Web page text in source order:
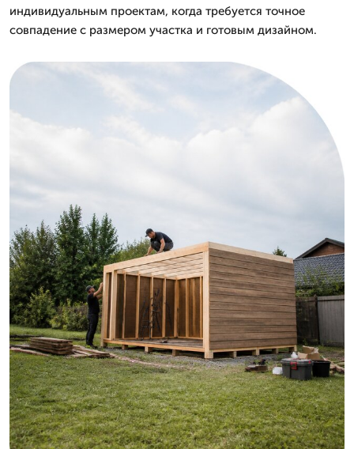
индивидуальным проектам, когда требуется точное
совпадение с размером участка и готовым дизайном.